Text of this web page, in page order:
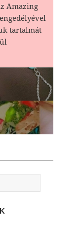
Amazing
tartalmát